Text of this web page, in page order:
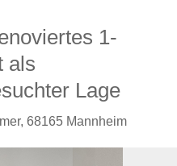
1-
als
Lage
68165 Mannheim